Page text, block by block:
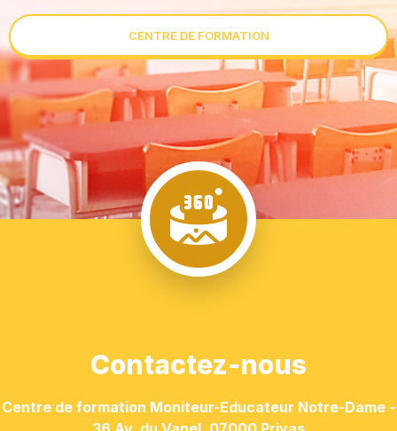
CENTRE DE FORMATION
Contactez-nous
Centre de formation Moniteur-Educateur Notre-Dame -